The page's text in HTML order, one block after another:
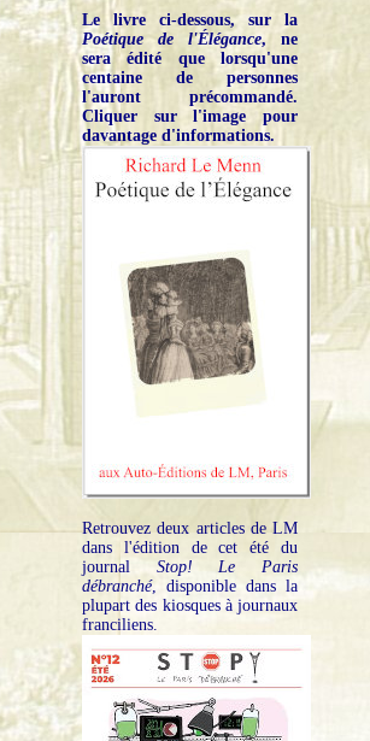
Le livre ci-dessous, sur la
Poétique de l'Élégance, ne
sera édité que lorsqu'une
centaine de personnes
l'auront précommandé.
Cliquer sur l'image pour
davantage d'informations.
Retrouvez deux articles de LM
dans l'édition de cet été du
journal Stop! Le Paris
débranché, disponible dans la
plupart des kiosques à journaux
franciliens.